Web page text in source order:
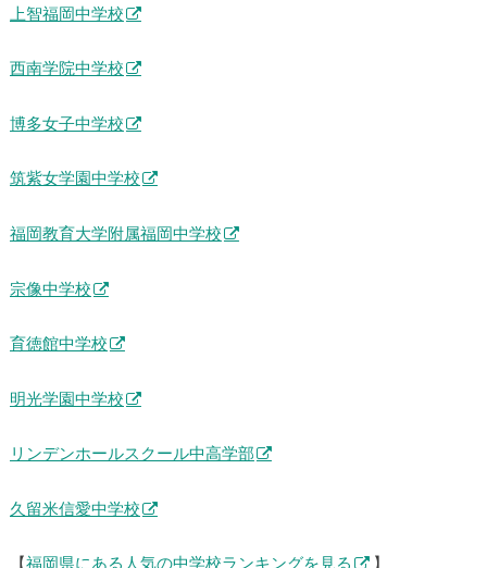
上智福岡中学校
西南学院中学校
博多女子中学校
筑紫女学園中学校
福岡教育大学附属福岡中学校
宗像中学校
育徳館中学校
明光学園中学校
リンデンホールスクール中高学部
久留米信愛中学校
【 福岡県にある人気の中学校ランキングを見る 】